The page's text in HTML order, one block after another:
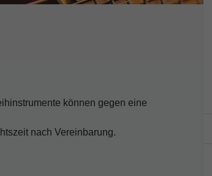
können gegen eine
nach Vereinbarung.